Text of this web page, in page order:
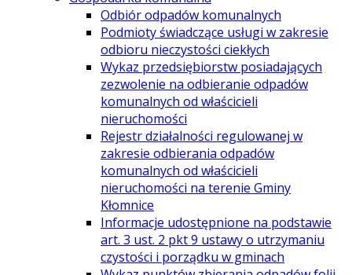
Odbiór odpadów komunalnych
Podmioty świadczące usługi w zakresie
odbioru nieczystości ciekłych
Wykaz przedsiębiorstw posiadających
zezwolenie na odbieranie odpadów
komunalnych od właścicieli
nieruchomości
Rejestr działalności regulowanej w
zakresie odbierania odpadów
komunalnych od właścicieli
nieruchomości na terenie Gminy
Kłomnice
Informacje udostępnione na podstawie
art. 3 ust. 2 pkt 9 ustawy o utrzymaniu
czystości i porządku w gminach